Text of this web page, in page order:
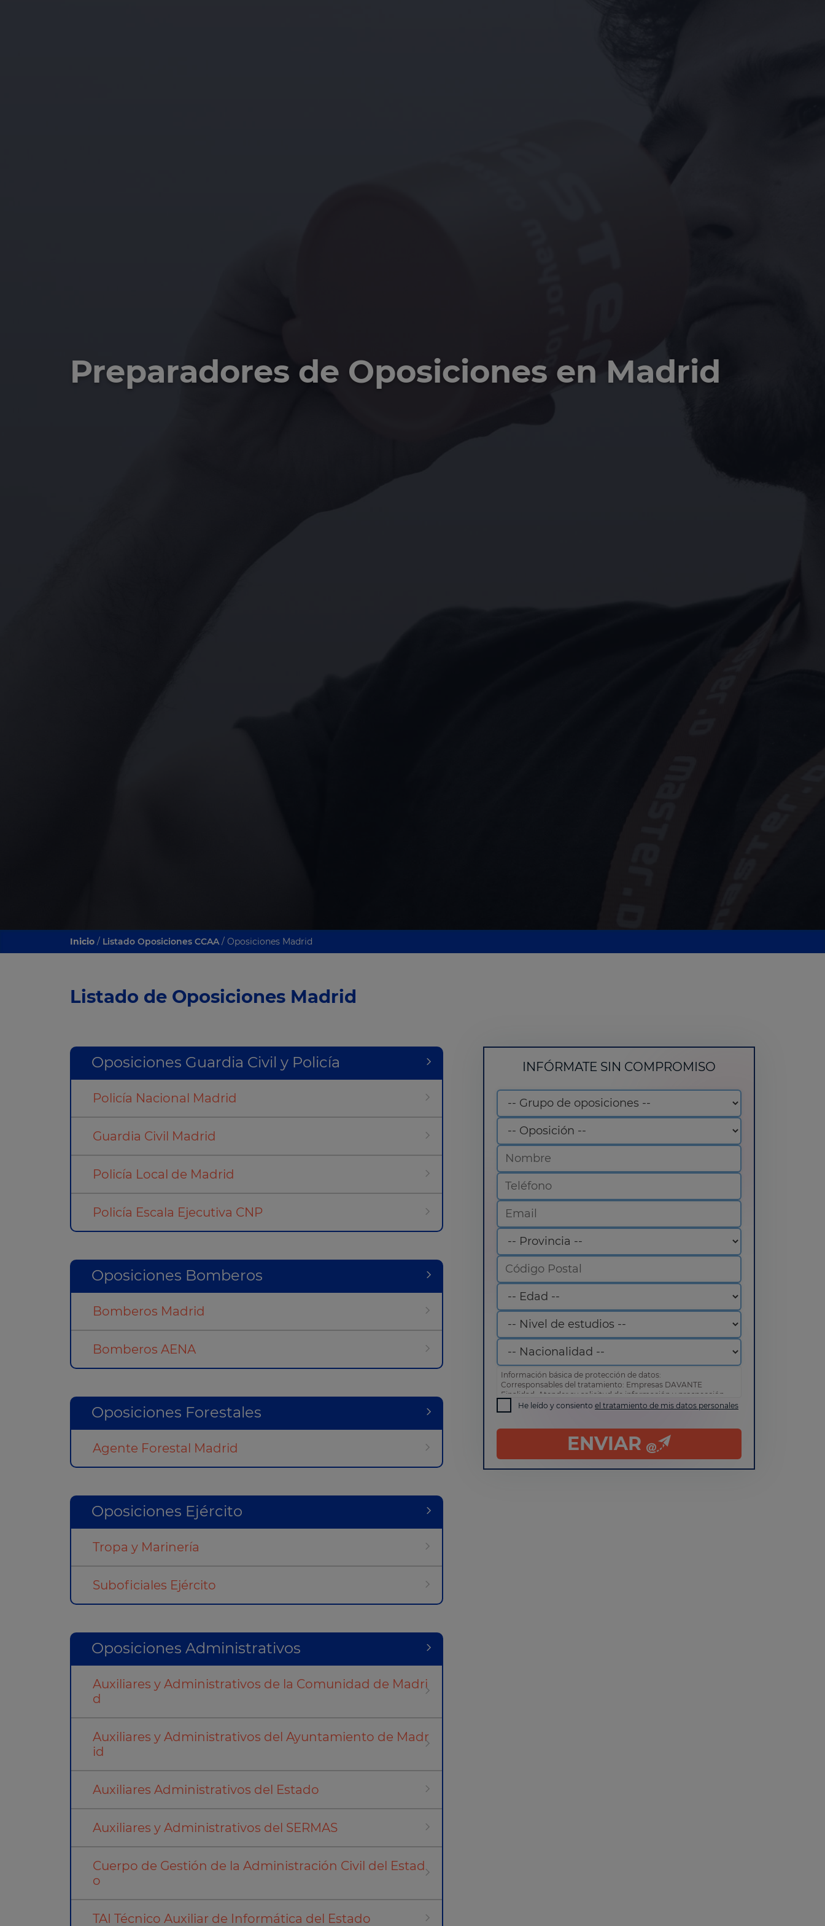
Preparadores de Oposiciones en Madrid
Inicio / Listado Oposiciones CCAA/ Oposiciones Madrid
Listado de Oposiciones Madrid
Oposiciones Guardia Civil y Policía
Policía Nacional Madrid
Guardia Civil Madrid
Policía Local de Madrid
Policía Escala Ejecutiva CNP
Oposiciones Bomberos
Bomberos Madrid
Bomberos AENA
Oposiciones Forestales
Agente Forestal Madrid
Oposiciones Ejército
Tropa y Marinería
Suboficiales Ejército
Oposiciones Administrativos
Auxiliares y Administrativos de la Comunidad de Madri
d
Auxiliares y Administrativos del Ayuntamiento de Madr
id
Auxiliares Administrativos del Estado
Auxiliares y Administrativos del SERMAS
Cuerpo de Gestión de la Administración Civil del Estad
o
TAI Técnico Auxiliar de Informática del Estado
INFÓRMATE SIN COMPROMISO
Información básica de protección de datos:
Corresponsables del tratamiento: Empresas DAVANTE
Finalidad: Atender su solicitud de información y prospección
comercial
Derechos: Puede acceder, rectificar y suprimir sus datos, así
He leído y consiento el tratamiento de mis datos personales
ENVIAR